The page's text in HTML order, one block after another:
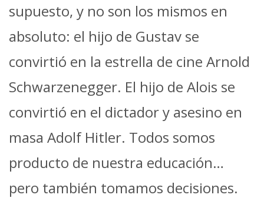
supuesto, y no son los mismos en
absoluto: el hijo de Gustav se
convirtió en la estrella de cine Arnold
Schwarzenegger. El hijo de Alois se
convirtió en el dictador y asesino en
masa Adolf Hitler. Todos somos
producto de nuestra educación…
pero también tomamos decisiones.